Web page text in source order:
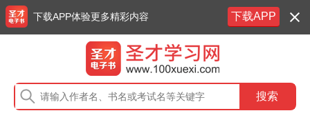
下载APP
下载APP体验更多精彩内容